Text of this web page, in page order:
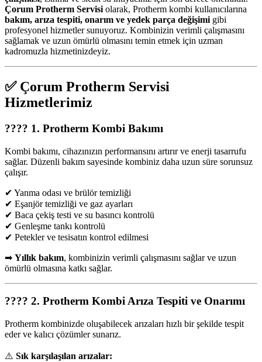
Çorum Protherm Servisi olarak, Protherm kombi kullanıcılarına
bakım, arıza tespiti, onarım ve yedek parça değişimi gibi
profesyonel hizmetler sunuyoruz. Kombinizin verimli çalışmasını
sağlamak ve uzun ömürlü olmasını temin etmek için uzman
kadromuzla hizmetinizdeyiz.
✅ Çorum Protherm Servisi
Hizmetlerimiz
???? 1. Protherm Kombi Bakımı
Kombi bakımı, cihazınızın performansını artırır ve enerji tasarrufu
sağlar. Düzenli bakım sayesinde kombiniz daha uzun süre sorunsuz
çalışır.
✔ Yanma odası ve brülör temizliği
✔ Eşanjör temizliği ve gaz ayarları
✔ Baca çekiş testi ve su basıncı kontrolü
✔ Genleşme tankı kontrolü
✔ Petekler ve tesisatın kontrol edilmesi
➡ Yıllık bakım, kombinizin verimli çalışmasını sağlar ve uzun
ömürlü olmasına katkı sağlar.
???? 2. Protherm Kombi Arıza Tespiti ve Onarımı
Protherm kombinizde oluşabilecek arızaları hızlı bir şekilde tespit
eder ve kalıcı çözümler sunarız.
⚠️ Sık karşılaşılan arızalar: